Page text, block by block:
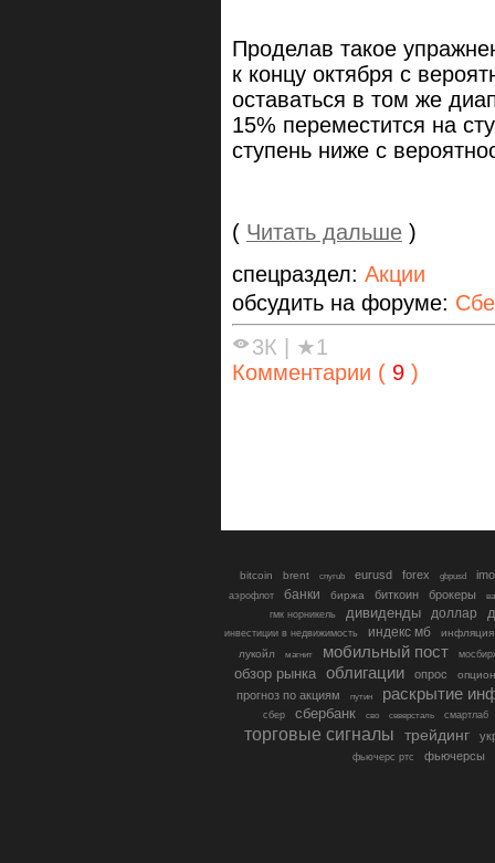
Проделав такое
к концу октября с
оставаться в том же
15% переместится на
ступень ниже с
( Читать дальше )
спецраздел: Акции
обсудить на форуме:
3К | ★1
Комментарии ( 9 )
bitcoin brent cnyrub eurusd forex gbpusd
аэрофлот банки биржа биткоин брокеры
гмк норникель
дивиденды доллар
инвестиции в недвижимость индекс мб
инфляция
лукойл
магнит мобильный пост
обзор рынка облигации опрос
прогноз по акциям путин раскрытие
сбер сбербанк сво северсталь смартлаб
торговые сигналы трейдинг
фьючерс ртс фьючерсы